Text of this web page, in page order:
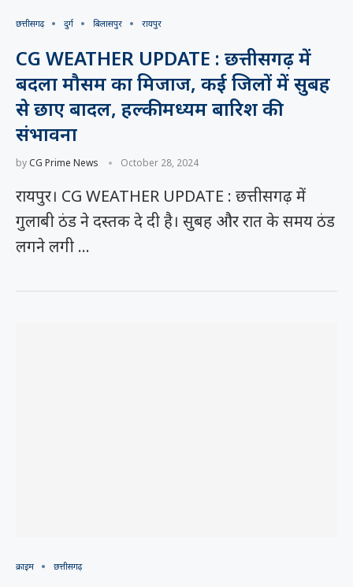
छत्तीसगढ़ दुर्ग बिलासपुर रायपुर
CG WEATHER UPDATE : छत्तीसगढ़ में
बदला मौसम का मिजाज, कई जिलों में सुबह
से छाए बादल, हल्की मध्यम बारिश की
संभावना
byCG Prime News October 28, 2024
रायपुर। CG WEATHER UPDATE : छत्तीसगढ़ में
गुलाबी ठंड ने दस्तक दे दी है। सुबह और रात के समय ठंड
लगने लगी …
क्राइम छत्तीसगढ़